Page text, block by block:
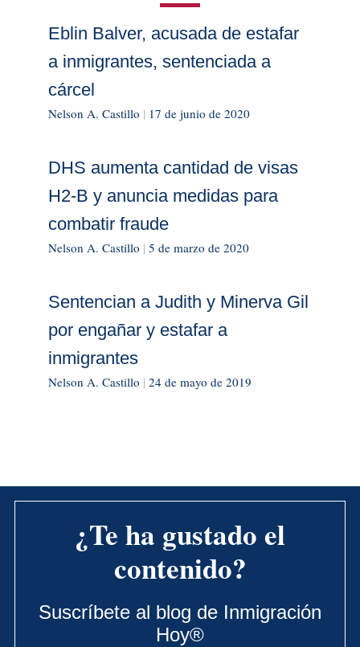
Eblin Balver, acusada de estafar
a inmigrantes, sentenciada a
cárcel
Nelson A. Castillo | 17 de junio de 2020
DHS aumenta cantidad de visas
H2-B y anuncia medidas para
combatir fraude
Nelson A. Castillo | 5 de marzo de 2020
Sentencian a Judith y Minerva Gil
por engañar y estafar a
inmigrantes
Nelson A. Castillo | 24 de mayo de 2019
¿Te ha gustado el
contenido?
Suscríbete al blog de Inmigración
Hoy®